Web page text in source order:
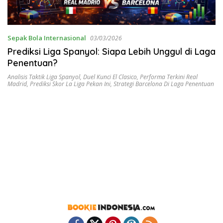
Sepak Bola Internasional 03/03/2026
Prediksi Liga Spanyol: Siapa Lebih Unggul di Laga
Penentuan?
Analisis Taktik Liga Spanyol, Duel Kunci El Clasico, Performa Terkini Real
Madrid, Prediksi Skor La Liga Pekan Ini, Strategi Barcelona Di Laga Penentuan